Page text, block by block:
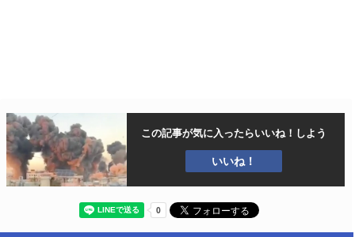
この記事が気に入ったらいいね！しよう
いいね！